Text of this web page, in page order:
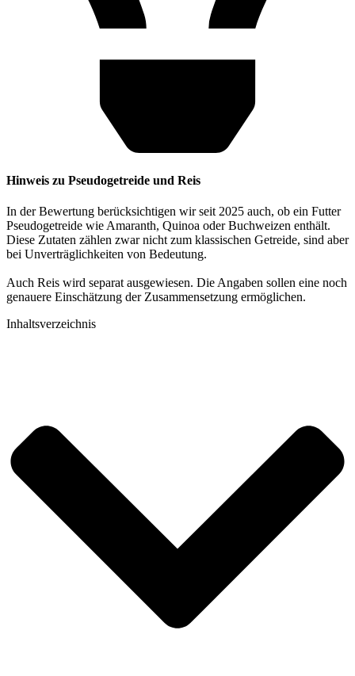
Hinweis zu Pseudogetreide und Reis
In der Bewertung berücksichtigen wir seit 2025 auch, ob ein Futter
Pseudogetreide wie Amaranth, Quinoa oder Buchweizen enthält.
Diese Zutaten zählen zwar nicht zum klassischen Getreide, sind aber
bei Unverträglichkeiten von Bedeutung.
Auch Reis wird separat ausgewiesen. Die Angaben sollen eine noch
genauere Einschätzung der Zusammensetzung ermöglichen.
Inhaltsverzeichnis​